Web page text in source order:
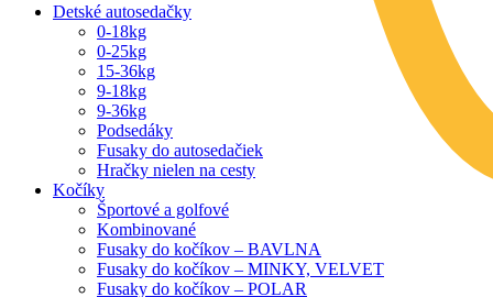
Detské autosedačky
0-18kg
0-25kg
15-36kg
9-18kg
9-36kg
Podsedáky
Fusaky do autosedačiek
Hračky nielen na cesty
Kočíky
Športové a golfové
Kombinované
Fusaky do kočíkov – BAVLNA
Fusaky do kočíkov – MINKY, VELVET
Fusaky do kočíkov – POLAR